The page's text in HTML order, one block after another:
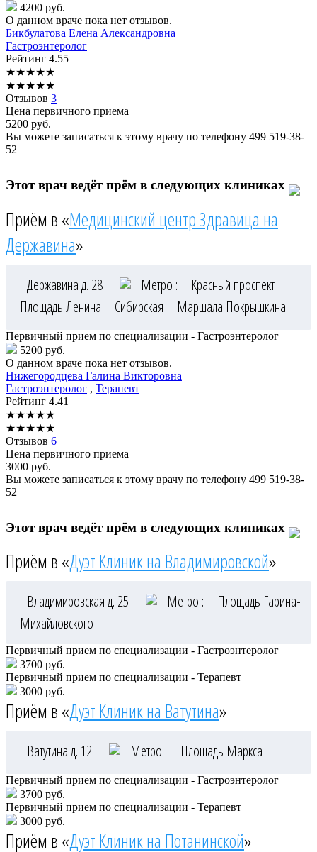
4200 руб.
О данном враче пока нет отзывов.
Бикбулатова Елена Александровна
Гастроэнтеролог
Рейтинг 4.55
★★★★★
★★★★★
Отзывов 3
Цена первичного приема
5200 руб.
Вы можете записаться к этому врачу по телефону 499 519-38-
52
Этот врач ведёт прём в следующих клиниках
Приём в «Медицинский центр Здравица на
Державина»
Державина д. 28 Метро :
Красный проспект
Площадь Ленина
Сибирская Маршала Покрышкина
Первичный прием по специализации - Гастроэнтеролог
5200 руб.
О данном враче пока нет отзывов.
Нижегородцева Галина Викторовна
Гастроэнтеролог , Терапевт
Рейтинг 4.41
★★★★★
★★★★★
Отзывов 6
Цена первичного приема
3000 руб.
Вы можете записаться к этому врачу по телефону 499 519-38-
52
Этот врач ведёт прём в следующих клиниках
Приём в «Дуэт Клиник на Владимировской»
Владимировская д. 25 Метро :
Площадь Гарина-
Михайловского
Первичный прием по специализации - Гастроэнтеролог
3700 руб.
Первичный прием по специализации - Терапевт
3000 руб.
Приём в «Дуэт Клиник на Ватутина»
Ватутина д. 12 Метро : Площадь Маркса
Первичный прием по специализации - Гастроэнтеролог
3700 руб.
Первичный прием по специализации - Терапевт
3000 руб.
Приём в «Дуэт Клиник на Потанинской»